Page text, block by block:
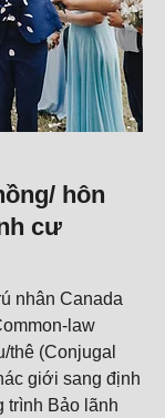
hôn
cư
nhân Canada
law
thê (Conjugal
giới sang định
trình Bảo lãnh